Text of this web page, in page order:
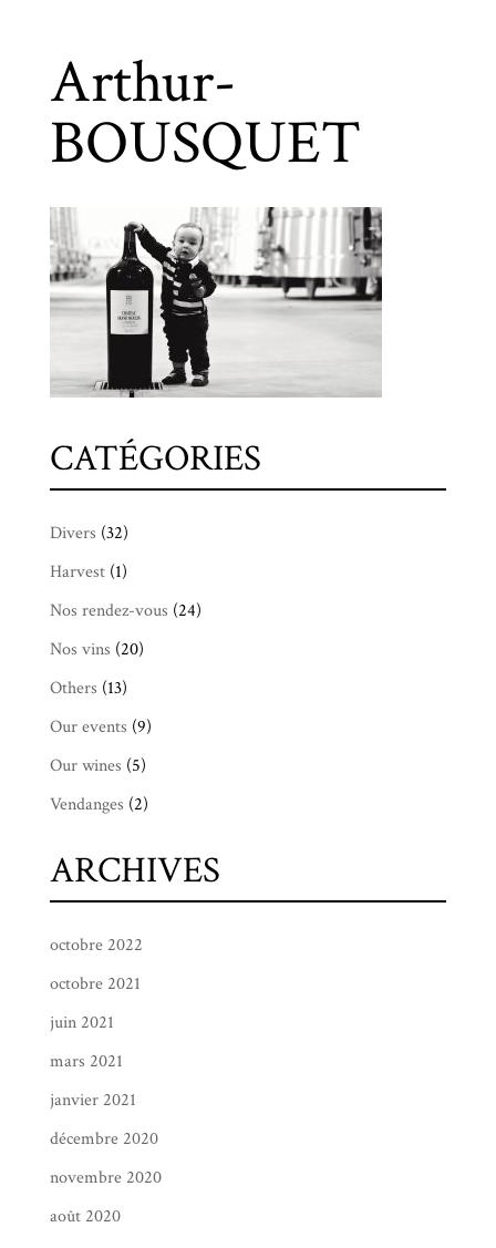
Arthur-
BOUSQUET
CATÉGORIES
Divers (32)
Harvest(1)
Nos rendez-vous (24)
Nos vins (20)
Others (13)
Our events (9)
Our wines (5)
Vendanges (2)
ARCHIVES
octobre 2022
octobre 2021
juin 2021
mars 2021
janvier 2021
décembre 2020
novembre 2020
août 2020